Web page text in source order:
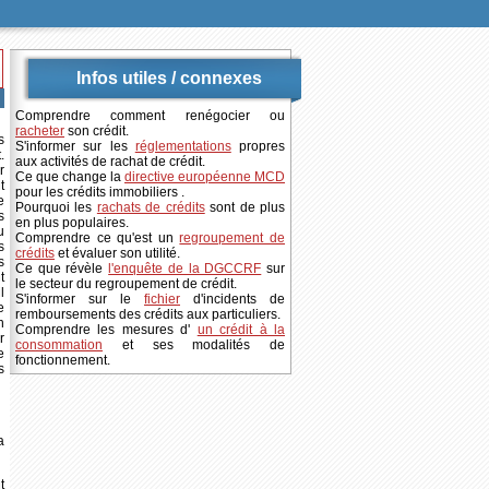
Infos utiles / connexes
Comprendre comment renégocier ou
racheter son crédit.
S'informer sur les réglementationspropres
aux activités de rachat de crédit.
Ce que change la directive européenne MCD
pour les crédits immobiliers .
Pourquoi les rachats de créditssont de plus
en plus populaires.
Comprendre ce qu'est unregroupement de
crédits et évaluer son utilité.
Ce que révèle
l'enquête de la DGCCRF sur
le secteur du regroupement de crédit.
S'informer sur le fichier d'incidents de
remboursements des crédits aux particuliers.
Comprendre les mesures d' un crédit à la
consommation et ses modalités de
fonctionnement.